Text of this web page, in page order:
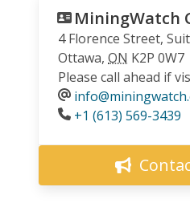
MiningWatch
4 Florence Street,
Ottawa, ON K2P 0W7
Please call ahead if
Phone
+1 (613) 569-3439